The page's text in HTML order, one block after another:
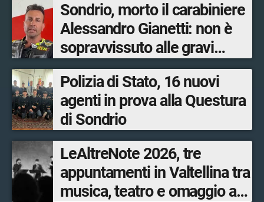
Sondrio, morto il carabiniere
Alessandro Gianetti: non è
sopravvissuto alle gravi
ustioni
Polizia di Stato, 16 nuovi
agenti in prova alla Questura
di Sondrio
LeAltreNote 2026, tre
appuntamenti in Valtellina tra
musica, teatro e omaggio a